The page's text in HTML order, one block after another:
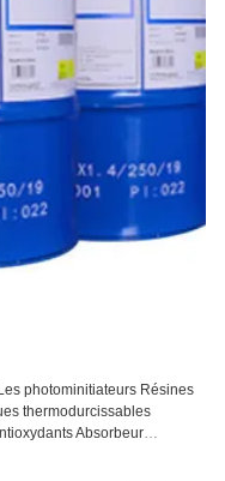
photominitiateurs Résines
thermodurcissables
Absorbeur